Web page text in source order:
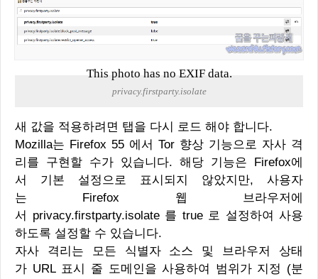
This photo has no EXIF data.
privacy.firstparty.isolate
새 값을 적용하려면 탭을 다시 로드 해야 합니다.
Mozilla는 Firefox 55 에서 Tor 향상 기능으로 자사 격
리를 구현할 수가 있습니다. 해당 기능은 Firefox에
서 기본 설정으로 표시되지 않았지만, 사용자
는 Firefox 웹 브라우저에
서 privacy.firstparty.isolate 를 true 로 설정하여 사용
하도록 설정할 수 있습니다.
자사 격리는 모든 식별자 소스 및 브라우저 상태
가 URL 표시 줄 도메인을 사용하여 범위가 지정 (분